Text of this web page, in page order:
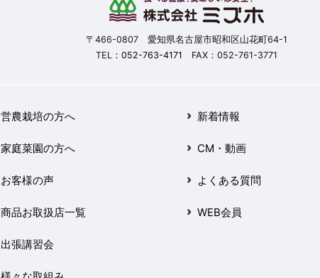
〒466-0807 愛知県名古屋市昭和区山花町64-1
TEL： 052-763-4171 FAX：052-761-3771
営農栽培の方へ
家庭菜園の方へ
お客様の声
商品お取扱店一覧
出張講習会
新着情報
CM・動画
よくある質問
WEB会員